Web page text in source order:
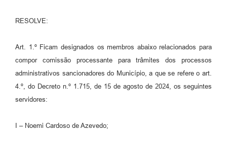
Jornal
SIC
Contato
RESOLVE:
Art. 1.º Ficam designados os membros abaixo relacionados para
compor comissão processante para trâmites dos processos
administrativos sancionadores do Município, a que se refere o art.
4.º, do Decreto n.º 1.715, de 15 de agosto de 2024, os seguintes
servidores:
I – Noemi Cardoso de Azevedo;